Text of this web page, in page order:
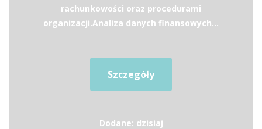
rachunkowości oraz procedurami
organizacji.Analiza danych finansowych...
Szczegóły
Dodane: dzisiaj